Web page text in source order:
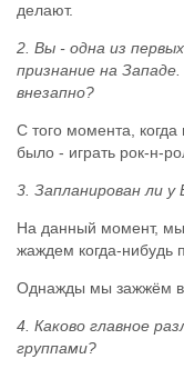
делают.
2. Вы - одна из
признание на
внезапно?
С того момента,
было - играть рок-н-
3. Запланирован ли у
На данный момент,
жаждем когда-нибудь
Однажды мы зажжём
4. Каково главное
группами?